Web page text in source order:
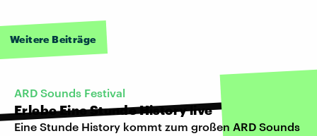
Weitere Beiträge
ARD Sounds Festival
Erlebe Eine Stunde History live
Eine Stunde History kommt zum großen ARD Sounds